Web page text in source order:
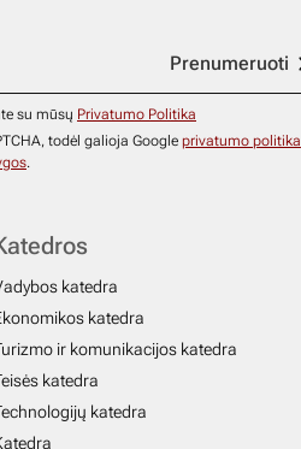
Prenumeruoti
su mūsų Privatumo Politika
todėl galioja Google privatumo politika
.
katedra
katedra
ir komunikacijos katedra
katedra
katedra